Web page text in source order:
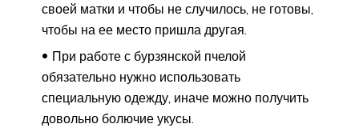
своей матки и чтобы не случилось, не готовы,
чтобы на ее место пришла другая.
При работе с бурзянской пчелой
обязательно нужно использовать
специальную одежду, иначе можно получить
довольно болючие укусы.